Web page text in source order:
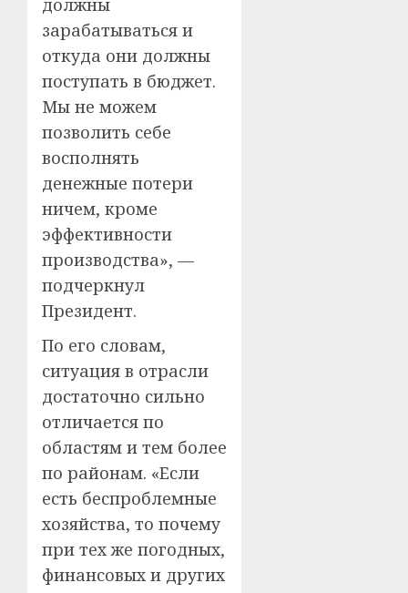
должны
зарабатываться и
откуда они должны
поступать в бюджет.
Мы не можем
позволить себе
восполнять
денежные потери
ничем, кроме
эффективности
производства», —
подчеркнул
Президент.
По его словам,
ситуация в отрасли
достаточно сильно
отличается по
областям и тем более
по районам. «Если
есть беспроблемные
хозяйства, то почему
при тех же погодных,
финансовых и других